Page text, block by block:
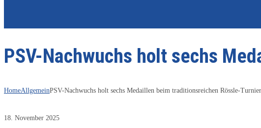
PSV-Nachwuchs holt sechs
HomeAllgemeinPSV-Nachwuchs holt sechs Medaillen beim traditionsreichen Rössle-Turnier
18. November 2025